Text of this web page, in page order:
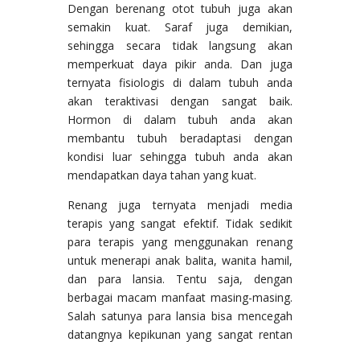
Dengan berenang otot tubuh juga akan
semakin kuat. Saraf juga demikian,
sehingga secara tidak langsung akan
memperkuat daya pikir anda. Dan juga
ternyata fisiologis di dalam tubuh anda
akan teraktivasi dengan sangat baik.
Hormon di dalam tubuh anda akan
membantu tubuh beradaptasi dengan
kondisi luar sehingga tubuh anda akan
mendapatkan daya tahan yang kuat.
Renang juga ternyata menjadi media
terapis yang sangat efektif. Tidak sedikit
para terapis yang menggunakan renang
untuk menerapi anak balita, wanita hamil,
dan para lansia. Tentu saja, dengan
berbagai macam manfaat masing-masing.
Salah satunya para lansia bisa mencegah
datangnya kepikunan yang sangat rentan